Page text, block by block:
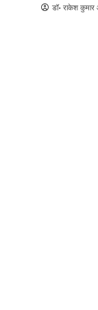
डॉ॰ राकेश कुमार